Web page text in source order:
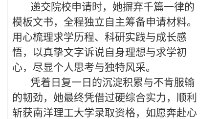
递交院校申请时，她摒弃千篇一律的
模板文书，全程独立自主筹备申请材料。
用心梳理求学历程、科研实践与成长感
悟，以真挚文字诉说自身理想与求学初
心，尽显个人思考与独特风采。
凭着日复一日的沉淀积累与不肯服输
的韧劲，她最终凭借过硬综合实力，顺利
斩获南洋理工大学录取资格，如愿奔赴心